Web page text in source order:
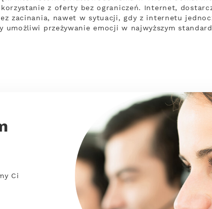
z oferty bez ograniczeń. Internet,
zacinania, nawet w sytuacji, gdy z internetu
umożliwi przeżywanie emocji w najwyższym
Ci